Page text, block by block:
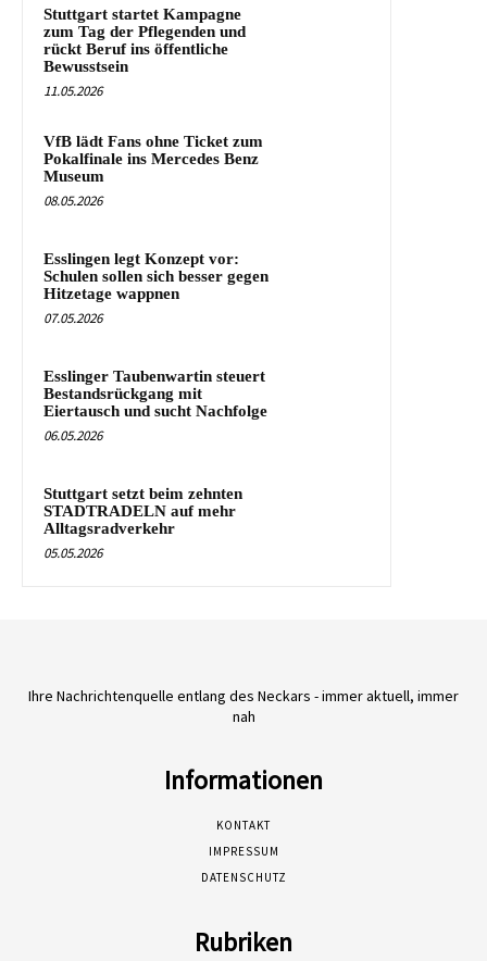
Stuttgart startet Kampagne
zum Tag der Pflegenden und
rückt Beruf ins öffentliche
Bewusstsein
11.05.2026
VfB lädt Fans ohne Ticket zum
Pokalfinale ins Mercedes Benz
Museum
08.05.2026
Esslingen legt Konzept vor:
Schulen sollen sich besser gegen
Hitzetage wappnen
07.05.2026
Esslinger Taubenwartin steuert
Bestandsrückgang mit
Eiertausch und sucht Nachfolge
06.05.2026
Stuttgart setzt beim zehnten
STADTRADELN auf mehr
Alltagsradverkehr
05.05.2026
Ihre Nachrichtenquelle entlang des Neckars - immer aktuell, immer
nah
Informationen
KONTAKT
IMPRESSUM
DATENSCHUTZ
Rubriken